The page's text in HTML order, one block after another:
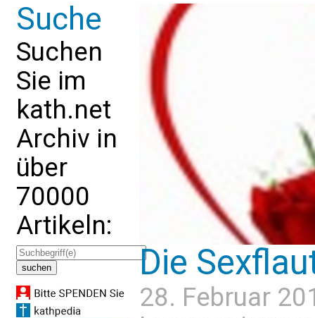
Suche
Suchen
Sie im
kath.net
Archiv in
über
70000
Artikeln:
Die
28. Februar